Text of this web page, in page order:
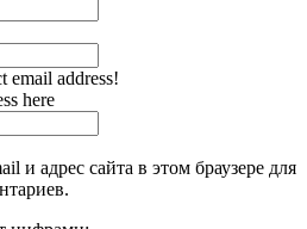
email address!
here
и адрес сайта в этом браузере для